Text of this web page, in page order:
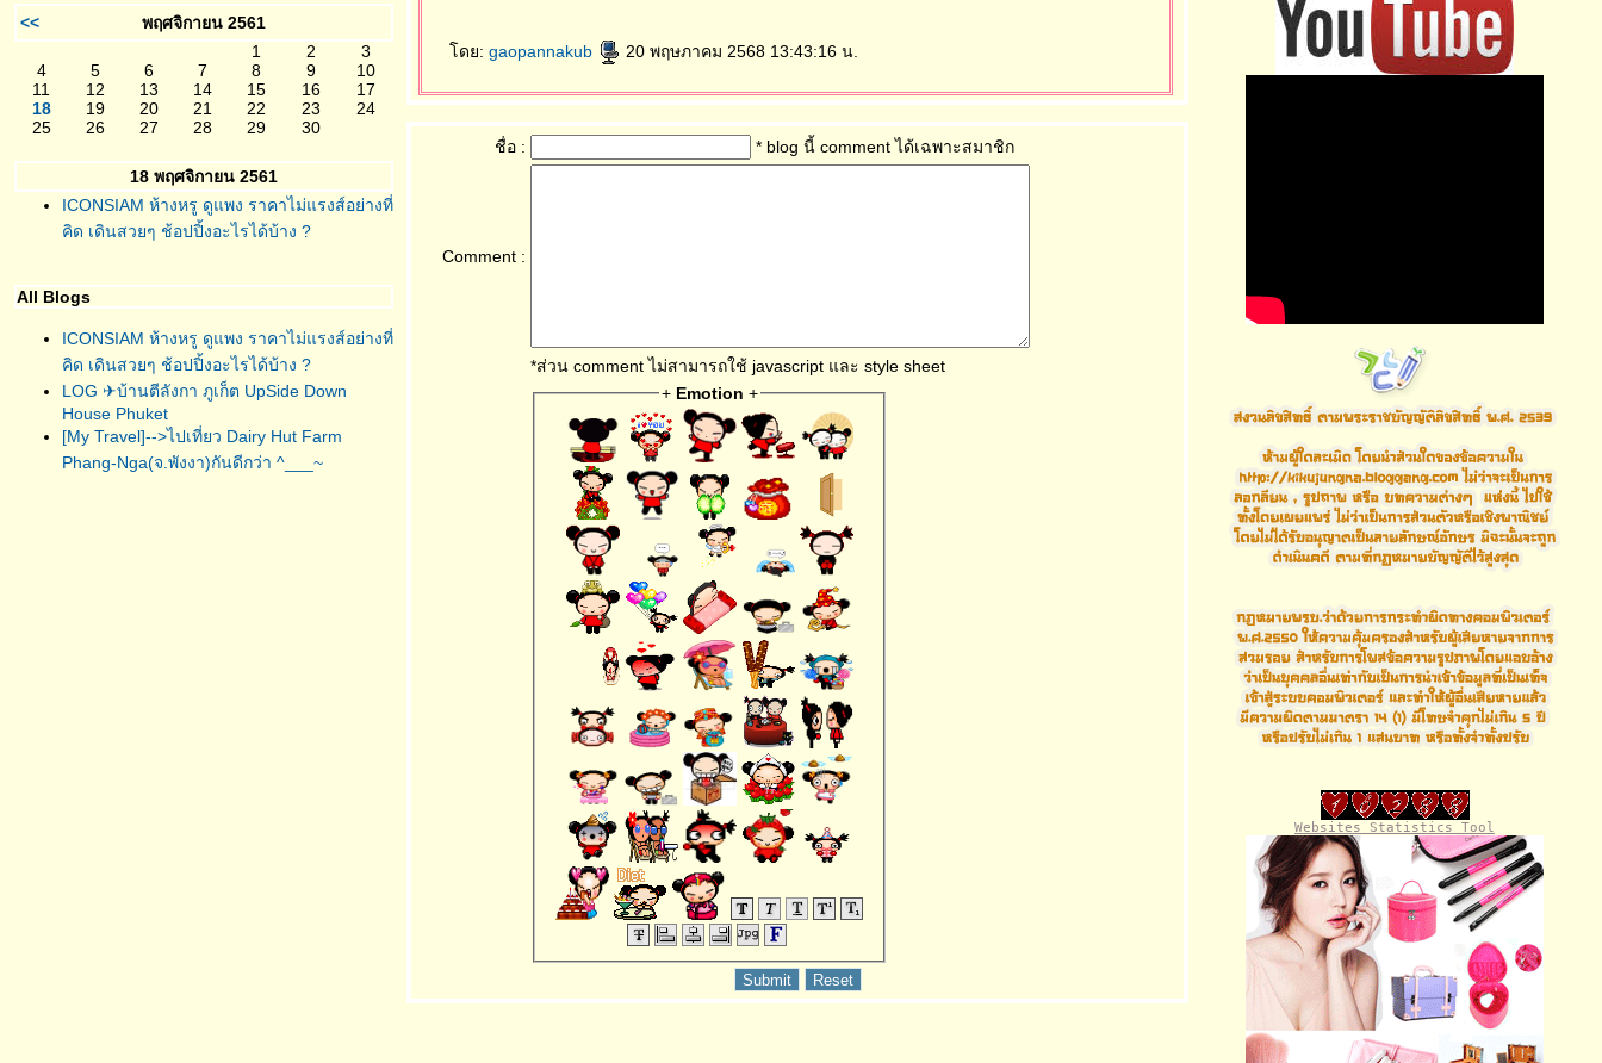
<<
พฤศจิกายน 2561
1
2
3
4
5 6 7 8 9
10
11
12 13 14 15 16
17
18
19 20 21 22 23
24
25
26 27 28 29 30
18 พฤศจิกายน 2561
ICONSIAM ห้างหรู ดูแพง ราคาไม่แรงส์อย่างที่
คิด เดินสวยๆ ช้อปปิ้งอะไรได้บ้าง ?
All Blogs
ICONSIAM ห้างหรู ดูแพง ราคาไม่แรงส์อย่างที่
คิด เดินสวยๆ ช้อปปิ้งอะไรได้บ้าง ?
LOG ✈บ้านตีลังกา ภูเก็ต UpSide Down
House Phuket
[My Travel]-->ไปเที่ยว Dairy Hut Farm
Phang-Nga(จ.พังงา)กันดีกว่า ^___~
ดย: gaopannakub 20 พฤษภาคม 2568 13:43:16 น.
ชื่อ : * blog นี้ comment ได้เฉพาะสมาชิก
Comment :
*ส่วน comment ไม่สามารถใช้ javascript และ style sheet
+ Emotion +
Websites Statistics Tool